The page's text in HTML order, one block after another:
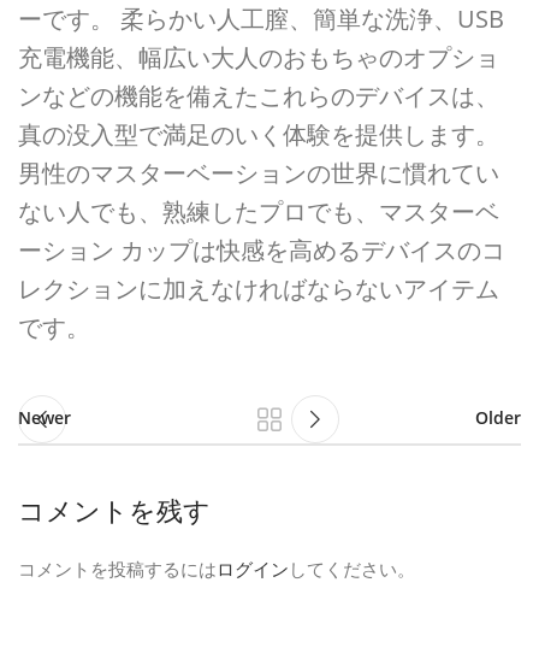
ーです。 柔らかい人工膣、簡単な洗浄、USB
充電機能、幅広い大人のおもちゃのオプショ
ンなどの機能を備えたこれらのデバイスは、
真の没入型で満足のいく体験を提供します。
男性のマスターベーションの世界に慣れてい
ない人でも、熟練したプロでも、マスターベ
ーション カップは快感を高めるデバイスのコ
レクションに加えなければならないアイテム
です。
Newer Older
コメントを残す
コメントを投稿するにはログイン してください。